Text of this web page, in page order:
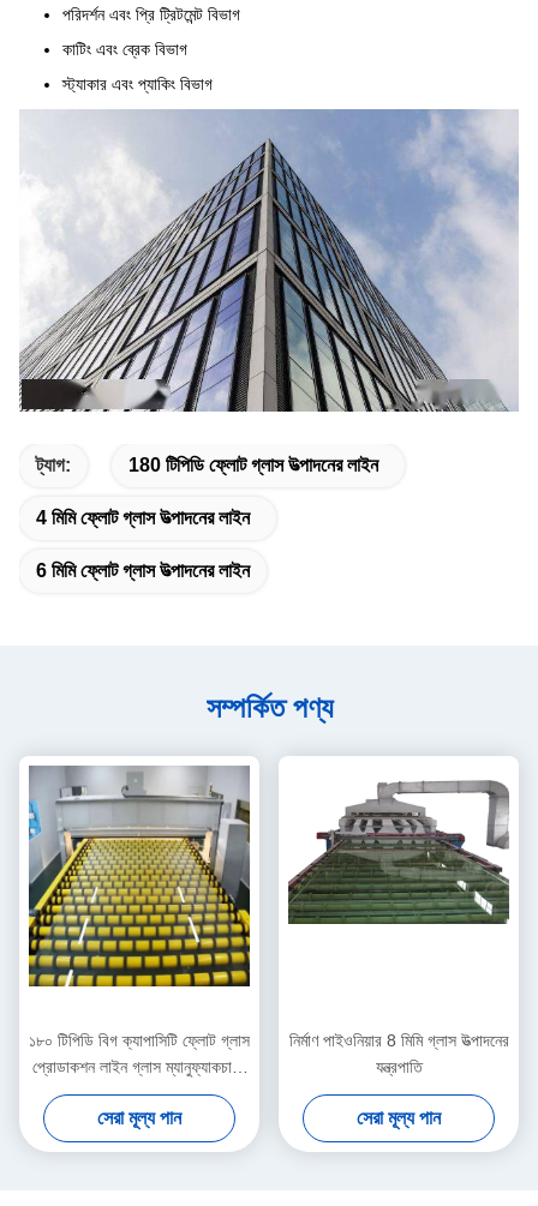
পরিদর্শন এবং প্রি ট্রিটমেন্ট বিভাগ
কাটিং এবং ব্রেক বিভাগ
স্ট্যাকার এবং প্যাকিং বিভাগ
ট্যাগ: 180 টিপিডি ফ্লোট গ্লাস উত্পাদনের লাইন
4 মিমি ফ্লোট গ্লাস উত্পাদনের লাইন
6 মিমি ফ্লোট গ্লাস উত্পাদনের লাইন
সম্পর্কিত পণ্য
১৮০ টিপিডি বিগ ক্যাপাসিটি ফ্লোট গ্লাস
প্রোডাকশন লাইন গ্লাস ম্যানুফ্যাকচারিং
মেশিন
সেরা মূল্য পান
নির্মাণ পাইওনিয়ার 8 মিমি গ্লাস উত্পাদনের
যন্ত্রপাতি
সেরা মূল্য পান